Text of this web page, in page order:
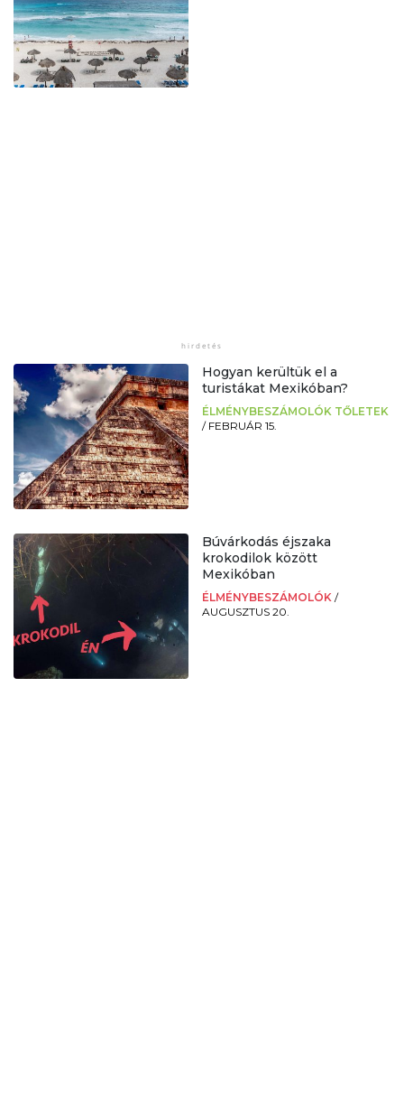
Hogyan kerültük el a
turistákat Mexikóban?
ÉLMÉNYBESZÁMOLÓK TŐLETEK
/ FEBRUÁR 15.
Búvárkodás éjszaka
krokodilok között
Mexikóban
ÉLMÉNYBESZÁMOLÓK /
AUGUSZTUS 20.